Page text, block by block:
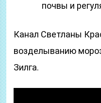
почвы и
Канал Светланы
возделыванию
Зилга.